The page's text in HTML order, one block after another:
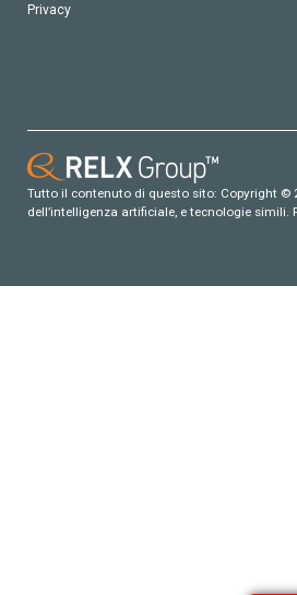
Privacy
Tutto il contenuto di questo sito: Copyright ©
dell’intelligenza artificiale, e tecnologie